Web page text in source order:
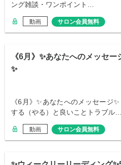
ング雑談・ワンポイント…
動画 サロン会員無料
《6月》✨あなたへのメッセー
✨
《6月》✨あなたへのメッセージ
する（やる）と良いことトラブル…
動画 サロン会員無料